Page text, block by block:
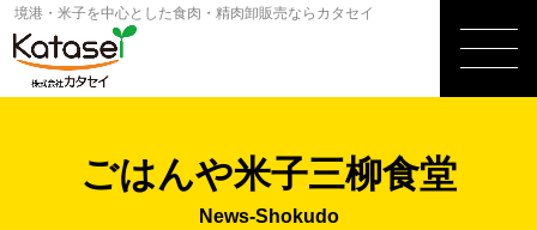
境港・米子を中心とした食肉・精肉卸販売ならカタセイ
ごはんや米子三柳食堂
News-Shokudo